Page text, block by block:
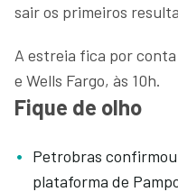
sair os primeiros
A estreia fica por
e Wells Fargo, às 10h.
Fique de olho
Petrobras
plataforma de